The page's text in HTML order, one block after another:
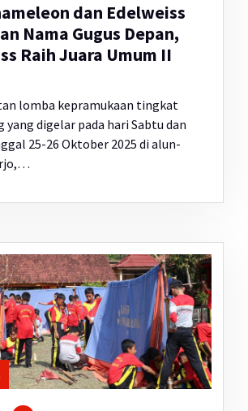
dan Edelweiss
Nama Gugus Depan,
Raih Juara Umum II
lomba kepramukaan tingkat
yang digelar pada hari Sabtu dan
25-26 Oktober 2025 di alun-